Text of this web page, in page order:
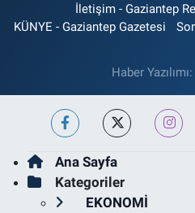
İletişim - Gaziantep
KÜNYE - Gaziantep Gazetesi
Haber Yazılımı:
Ana Sayfa
Kategoriler
EKONOMİ